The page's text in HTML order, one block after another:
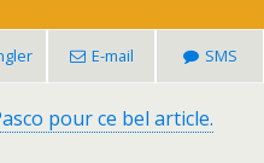
E-mail SMS
pour ce bel article.